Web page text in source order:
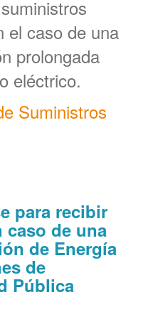
el caso de una
prolongada
eléctrico.
Suministros
para recibir
caso de una
de Energía
de
Pública